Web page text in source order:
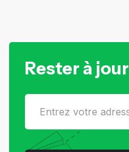
Rester à jour